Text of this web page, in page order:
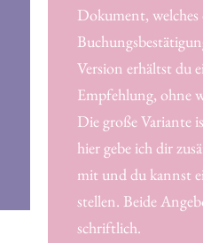
Dokument,
Version erhältst du
Empfehlung, ohne
Die große Variante
hier gebe ich dir
mit und du kannst
stellen. Beide
schriftlich.